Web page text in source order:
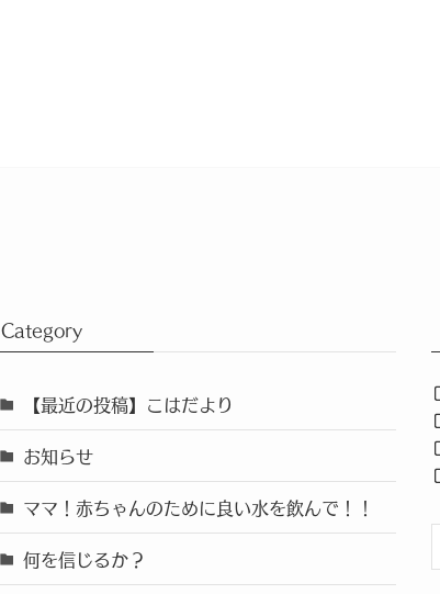
Category
【最近の投稿】こはだより
お知らせ
ママ！赤ちゃんのために良い水を飲んで！！
何を信じるか？